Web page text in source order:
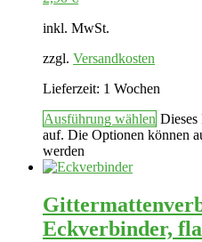
inkl. MwSt.
zzgl. Versandkosten
Lieferzeit: 1 Wochen
Ausführung wählen Dieses
auf. Die Optionen können
werden
Eckverbinder,